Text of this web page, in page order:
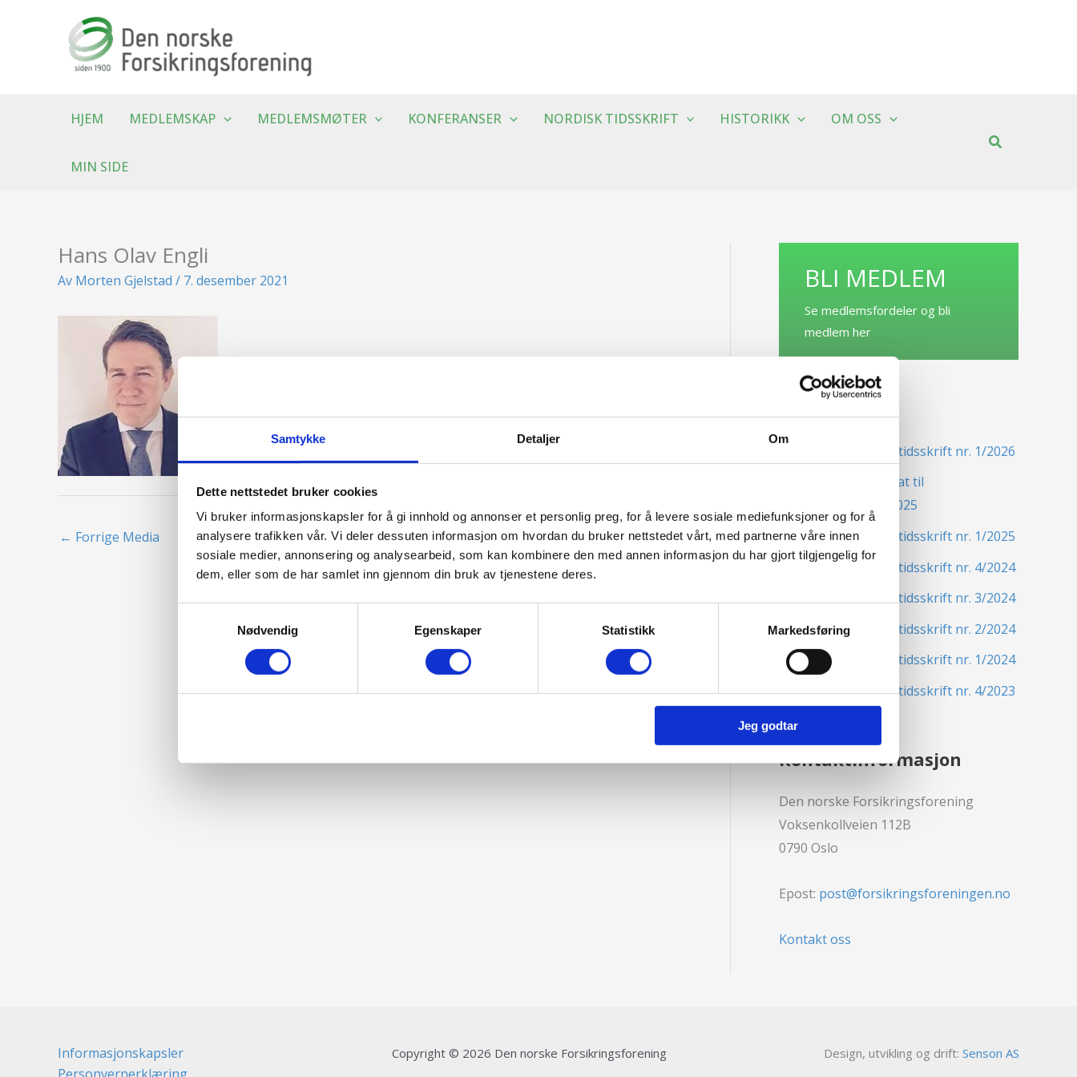
Samtykke Detaljer Om
Dette nettstedet bruker cookies
Vi bruker informasjonskapsler for å gi innhold og annonser et personlig preg, for å levere sosiale mediefunksjoner og for å
analysere trafikken vår. Vi deler dessuten informasjon om hvordan du bruker nettstedet vårt, med partnerne våre innen
sosiale medier, annonsering og analysearbeid, som kan kombinere den med annen informasjon du har gjort tilgjengelig for
dem, eller som de har samlet inn gjennom din bruk av tjenestene deres.
Nødvendig
Egenskaper Statistikk Markedsføring
Jeg godtar
HJEM MEDLEMSKAP MEDLEMSMØTER KONFERANSER NORDISK TIDSSKRIFT HISTORIKK OM OSS
MIN SIDE
Hans Olav Engli
Av Morten Gjelstad / 7. desember 2021
← Forrige Media
BLI MEDLEM
Se medlemsfordeler og bli
medlem her
Nordisk Forsikringstidsskrift nr. 1/2026
Nominer din kandidat til
Forsikringsprisen 2025
Nordisk Forsikringstidsskrift nr. 1/2025
Nordisk Forsikringstidsskrift nr. 4/2024
Nordisk Forsikringstidsskrift nr. 3/2024
Nordisk Forsikringstidsskrift nr. 2/2024
Nordisk Forsikringstidsskrift nr. 1/2024
Nordisk Forsikringstidsskrift nr. 4/2023
Kontaktinformasjon
Den norske Forsikringsforening
Voksenkollveien 112B
0790 Oslo
Epost: post@forsikringsforeningen.no
Kontakt oss
Informasjonskapsler
Copyright © 2026 Den norske Forsikringsforening Design, utvikling og drift: Senson AS